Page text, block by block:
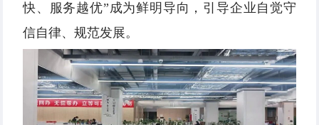
快、服务越优”成为鲜明导向，引导企业自觉守
信自律、规范发展。